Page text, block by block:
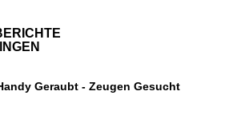
Geraubt - Zeugen Gesucht